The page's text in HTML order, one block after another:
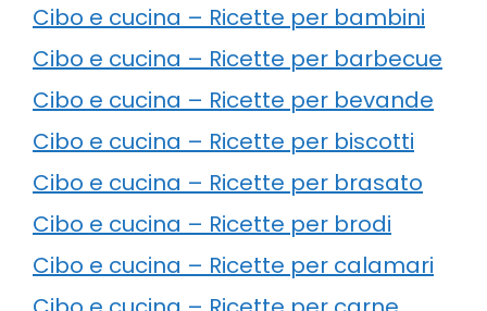
Cibo e cucina – Ricette per bambini
Cibo e cucina – Ricette per barbecue
Cibo e cucina – Ricette per bevande
Cibo e cucina – Ricette per biscotti
Cibo e cucina – Ricette per brasato
Cibo e cucina – Ricette per brodi
Cibo e cucina – Ricette per calamari